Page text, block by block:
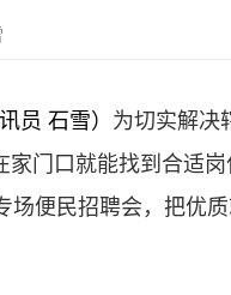
员 石雪） 为切实解决
门口就能找到合适岗
便民招聘会，把优